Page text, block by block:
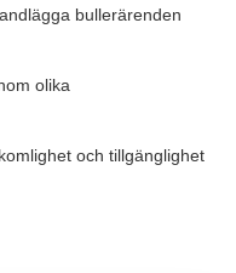
bullerärenden
olika
och tillgänglighet